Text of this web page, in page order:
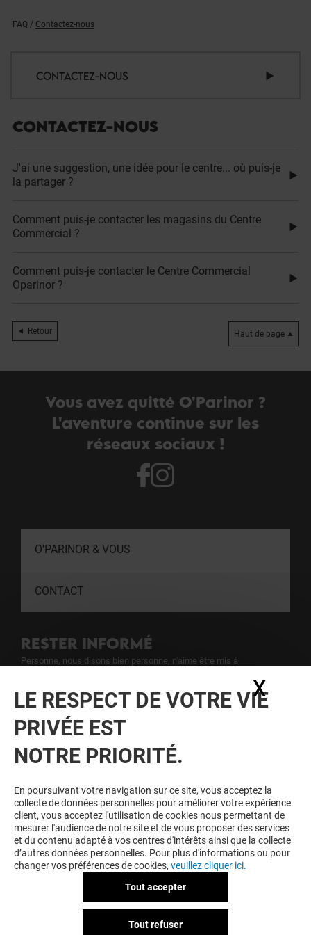
FAQ / Contactez-nous
CONTACTEZ-NOUS
CONTACTEZ-NOUS
J'ai une suggestion, une idée pour le centre... où puis-je
la partager ?
Comment puis-je contacter les magasins du Centre
Commercial ?
Comment puis-je contacter le Centre Commercial
Oparinor ?
Retour Haut de page
Vous avez quitté O'Parinor ?
L'aventure continue sur les
réseaux sociaux !
O'PARINOR & VOUS
CONTACT
RESTER INFORMÉ
Personne, nous disons bien personne, n'aime être mis à
Voir notre politique de protection des
données personelles .
TOUJOURS GAGNANT EN ÉTANT
FIDELE
Devenez membre de O'Parinor & Moi pour bénéficier
d'avantages, d'offres et de services exclusifs dans
votre Centre Commercial O'Parinor et chez nos
partenaires.
Données personnelles
LE RESPECT DE VOTRE VIE
PRIVÉE EST
NOTRE PRIORITÉ.
En poursuivant votre navigation sur ce site, vous acceptez la
collecte de données personnelles pour améliorer votre expérience
client, vous acceptez l'utilisation de cookies nous permettant de
mesurer l'audience de notre site et de vous proposer des services
et du contenu adapté à vos centres d'intérêts ainsi que la collecte
d’autres données personnelles. Pour plus d'informations ou pour
changer vos préférences de cookies, veuillez cliquer ici.
Tout accepter
Tout refuser
X